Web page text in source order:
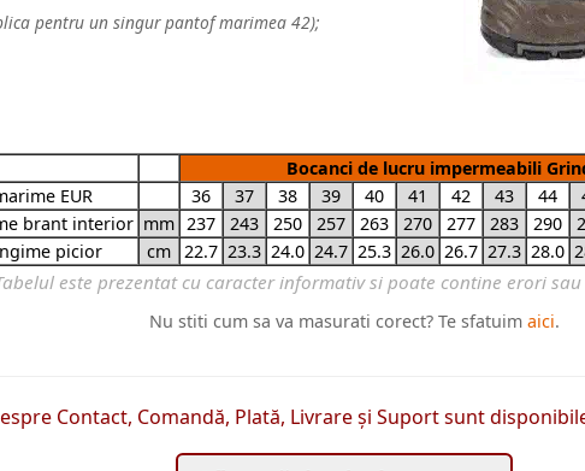
pentru un singur pantof marimea 42);
Bocanci de lucru impermeabili
EUR
36 37 38 39 40 41 42 43 44
brant interior mm 237 243 250 257 263 270 277 283 290
picior
cm 22.7 23.3 24.0 24.7 25.3 26.0 26.7 27.3 28.0
Nu stiti cum sa va masurati corect? Te sfatuim aici.
Contact, Comandă, Plată, Livrare și Suport sunt